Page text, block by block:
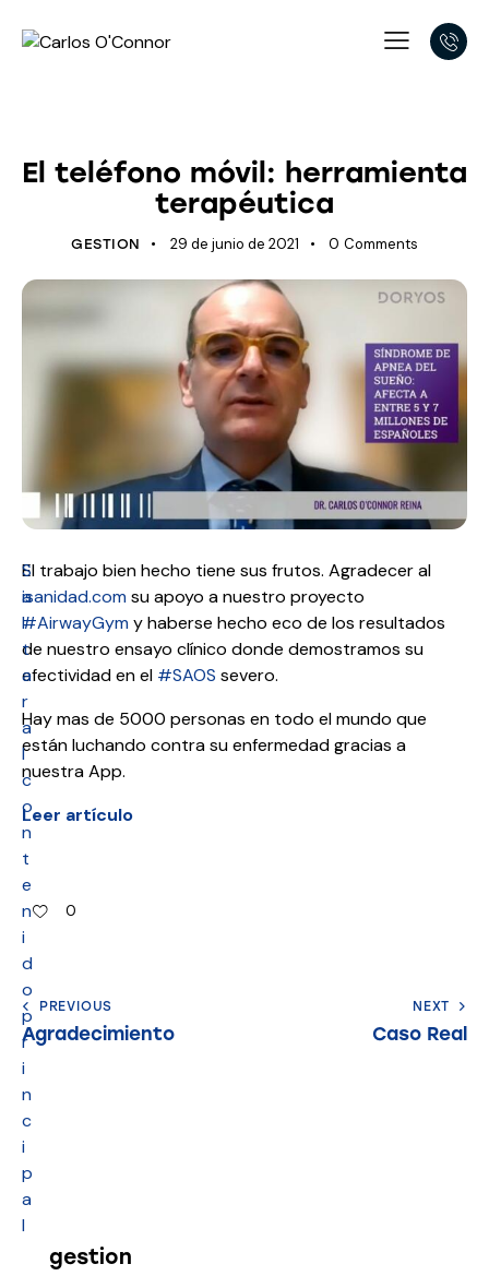
El teléfono móvil: herramienta
terapéutica
GESTION 29 de junio de 2021 0 Comments
S
a
l
t
a
r
a
l
c
o
n
t
e
n
i
d
o
p
r
i
n
c
i
p
a
l
El trabajo bien hecho tiene sus frutos. Agradecer al
isanidad.comsu apoyo a nuestro proyecto
#AirwayGymy haberse hecho eco de los resultados
de nuestro ensayo clínico donde demostramos su
efectividad en el #SAOS severo.
Hay mas de 5000 personas en todo el mundo que
están luchando contra su enfermedad gracias a
nuestra App.
Leer artículo
0
PREVIOUS
Agradecimiento
NEXT
Caso Real
gestion